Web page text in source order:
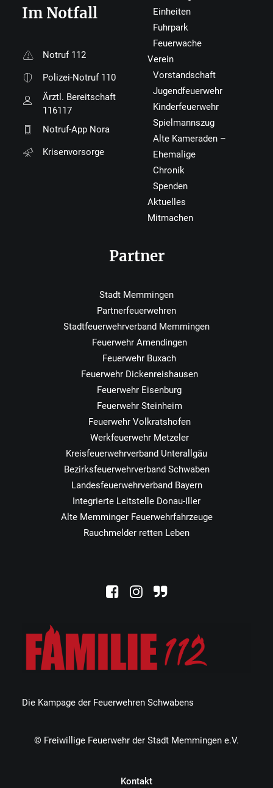
Die Kampage der Feuerwehren Schwabens
Im Notfall
Notruf 112
Polizei-Notruf 110
Ärztl. Bereitschaft
116117
Notruf-App Nora
Krisenvorsorge
Einheiten
Fuhrpark
Feuerwache
Verein
Vorstandschaft
Jugendfeuerwehr
Kinderfeuerwehr
Spielmannszug
Alte Kameraden –
Ehemalige
Chronik
Spenden
Aktuelles
Mitmachen
Partner
Stadt Memmingen
Partnerfeuerwehren
Stadtfeuerwehrverband Memmingen
Feuerwehr Amendingen
Feuerwehr Buxach
Feuerwehr Dickenreishausen
Feuerwehr Eisenburg
Feuerwehr Steinheim
Feuerwehr Volkratshofen
Werkfeuerwehr Metzeler
Kreisfeuerwehrverband Unterallgäu
Bezirksfeuerwehrverband Schwaben
Landesfeuerwehrverband Bayern
Integrierte Leitstelle Donau-Iller
Alte Memminger Feuerwehrfahrzeuge
Rauchmelder retten Leben
© Freiwillige Feuerwehr der Stadt Memmingen e.V.
Kontakt